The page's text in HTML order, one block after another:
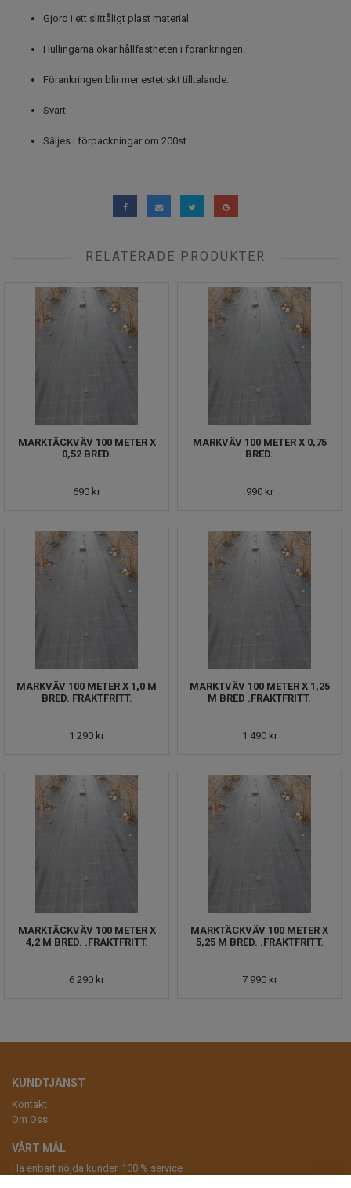
Gjord i ett slittåligt plast material.
Hullingarna ökar hållfastheten i förankringen.
Förankringen blir mer estetiskt tilltalande.
Svart
Säljes i förpackningar om 200st.
RELATERADE PRODUKTER
MARKTÄCKVÄV 100 METER X
0,52 BRED.
690 kr
MARKVÄV 100 METER X 0,75
BRED.
990 kr
MARKVÄV 100 METER X 1,0 M
BRED. FRAKTFRITT.
1 290 kr
MARKTVÄV 100 METER X 1,25
M BRED .FRAKTFRITT.
1 490 kr
MARKTÄCKVÄV 100 METER X
4,2 M BRED. .FRAKTFRITT.
6 290 kr
MARKTÄCKVÄV 100 METER X
5,25 M BRED. .FRAKTFRITT.
7 990 kr
KUNDTJÄNST
Kontakt
Om Oss
VÅRT MÅL
Ha enbart nöjda kunder. 100 % service